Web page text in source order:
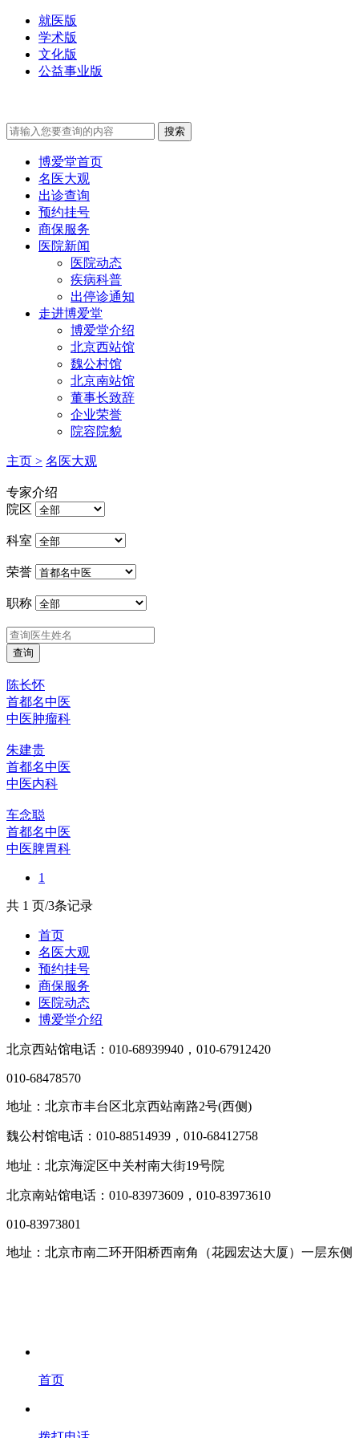
就医版
学术版
文化版
公益事业版
博爱堂首页
名医大观
出诊查询
预约挂号
商保服务
医院新闻
医院动态
疾病科普
出停诊通知
走进博爱堂
博爱堂介绍
北京西站馆
魏公村馆
北京南站馆
董事长致辞
企业荣誉
院容院貌
主页 > 名医大观
专家介绍
院区
科室
荣誉
职称
陈长怀
首都名中医
中医肿瘤科
朱建贵
首都名中医
中医内科
车念聪
首都名中医
中医脾胃科
1
共 1 页/3条记录
首页
名医大观
预约挂号
商保服务
医院动态
博爱堂介绍
北京西站馆电话：010-68939940，010-67912420
010-68478570
地址：北京市丰台区北京西站南路2号(西侧)
魏公村馆电话：010-88514939，010-68412758
地址：北京海淀区中关村南大街19号院
北京南站馆电话：010-83973609，010-83973610
010-83973801
地址：北京市南二环开阳桥西南角（花园宏达大厦）一层东侧
首页